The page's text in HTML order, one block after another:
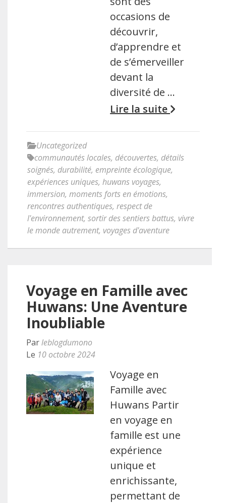
occasions de
découvrir,
d’apprendre et
de s’émerveiller
devant la
diversité de …
Lire la suite
Uncategorized
communautés locales, découvertes, détails
soignés, durabilité, empreinte écologique,
expériences uniques, huwans voyages,
immersion, moments forts en émotions,
rencontres authentiques, respect de
l'environnement, sortir des sentiers battus, vivre
le monde autrement, voyages d'aventure
Voyage en Famille avec
Huwans: Une Aventure
Inoubliable
Parleblogdumono
Le 10 octobre 2024
Voyage en
Famille avec
Huwans Partir
en voyage en
famille est une
expérience
unique et
enrichissante,
permettant de